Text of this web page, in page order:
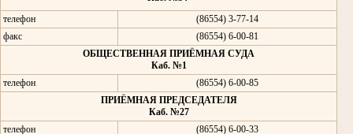
телефон
(86554) 3-77-14
факс
(86554) 6-00-81
ОБЩЕСТВЕННАЯ ПРИЁМНАЯ СУДА
Каб. №1
телефон
(86554) 6-00-85
ПРИЁМНАЯ ПРЕДСЕДАТЕЛЯ
Каб. №27
телефон
(86554) 6-00-33